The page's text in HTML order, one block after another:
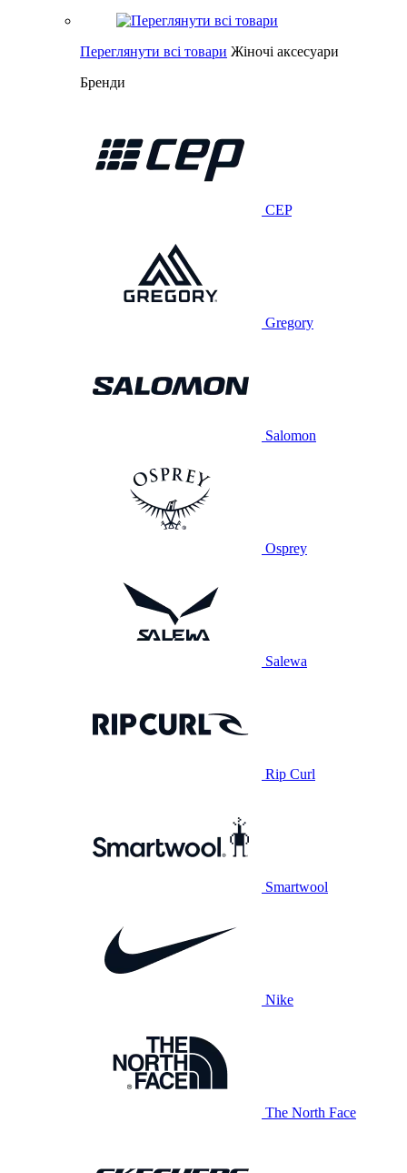
Переглянути всі товари Жіночі аксесуари
Бренди
CEP
Gregory
Salomon
Osprey
Salewa
Rip Curl
Smartwool
Nike
The North Face